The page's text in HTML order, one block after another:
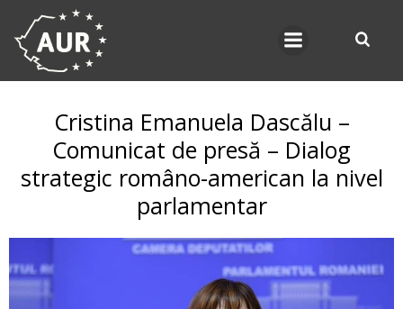
Cristina Emanuela Dascălu –
Comunicat de presă – Dialog
strategic româno-american la nivel
parlamentar